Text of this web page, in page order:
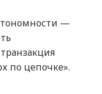
—
по цепочке».